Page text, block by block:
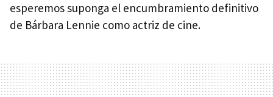
esperemos suponga el encumbramiento definitivo
de Bárbara Lennie como actriz de cine.